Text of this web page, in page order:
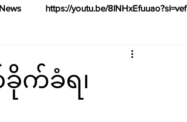
https://youtu.be/8lNHxEfuuao?si=vef
ခိုက်ခံရ၊